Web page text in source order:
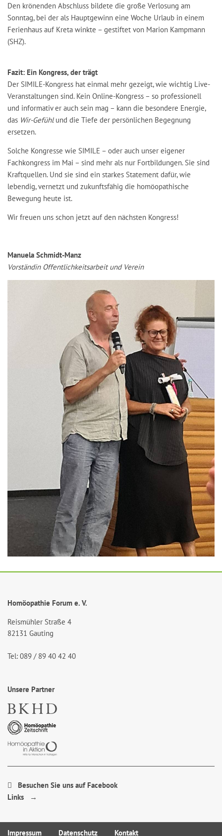
Den krönenden Abschluss bildete die große Verlosung am
Sonntag, bei der als Hauptgewinn eine Woche Urlaub in einem
Ferienhaus auf Kreta winkte – gestiftet von Marion Kampmann
(SHZ).
Fazit: Ein Kongress, der trägt
Der SIMILE-Kongress hat einmal mehr gezeigt, wie wichtig Live-
Veranstaltungen sind. Kein Online-Kongress – so professionell
und informativ er auch sein mag – kann die besondere Energie,
das Wir-Gefühlund die Tiefe der persönlichen Begegnung
ersetzen.
Solche Kongresse wie SIMILE – oder auch unser eigener
Fachkongress im Mai – sind mehr als nur Fortbildungen. Sie sind
Kraftquellen. Und sie sind ein starkes Statement dafür, wie
lebendig, vernetzt und zukunftsfähig die homöopathische
Bewegung heute ist.
Wir freuen uns schon jetzt auf den nächsten Kongress!
Manuela Schmidt-Manz
Vorständin Offentlichkeitsarbeit und Verein
Homöopathie Forum e. V.
Reismühler Straße 4
82131 Gauting
Tel: 089 / 89 40 42 40
Unsere Partner
Besuchen Sie uns auf Facebook
Links →
Impressum Datenschutz Kontakt